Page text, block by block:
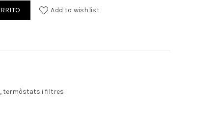
Add to wishlist
termòstats i filtres